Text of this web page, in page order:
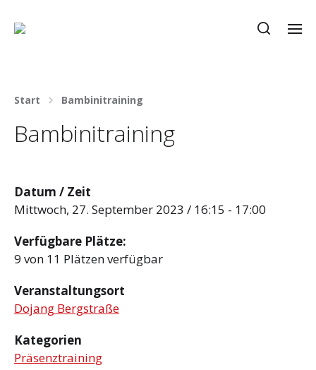
Start Bambinitraining
Bambinitraining
Datum / Zeit
Mittwoch, 27. September 2023 / 16:15 - 17:00
Verfügbare Plätze:
9 von 11 Plätzen verfügbar
Veranstaltungsort
Dojang Bergstraße
Kategorien
Präsenztraining